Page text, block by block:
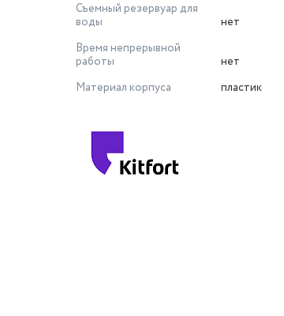
Съемный резервуар для
воды
нет
Время непрерывной
работы
нет
Материал корпуса
пластик